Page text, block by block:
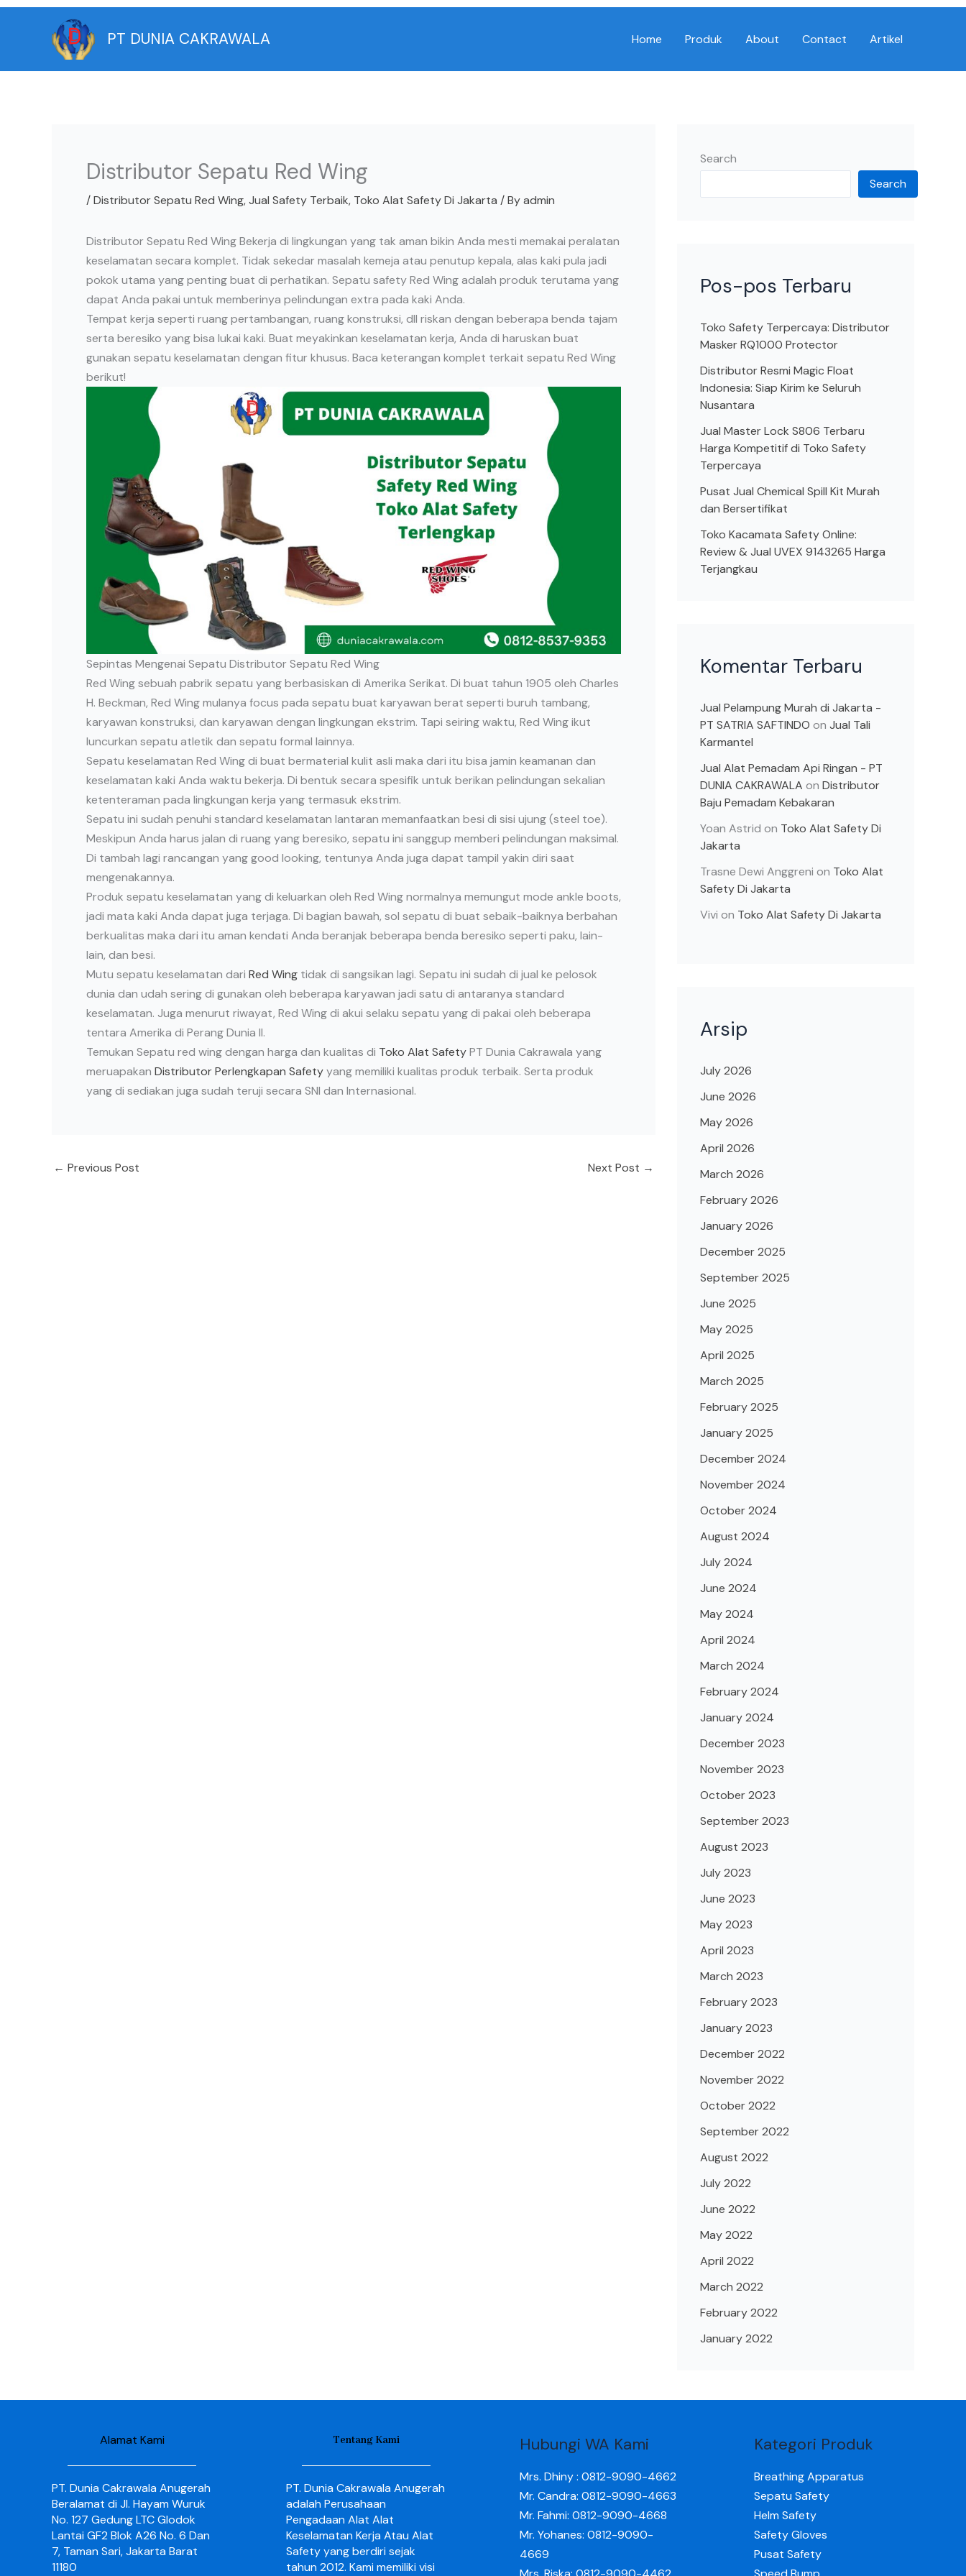
Skip
PT DUNIA CAKRAWALA Home Produk About Contact Artikel
Distributor Sepatu Red Wing
/Distributor Sepatu Red Wing,Jual Safety Terbaik, Toko Alat Safety Di Jakarta / Byadmin
Distributor Sepatu Red Wing Bekerja di lingkungan yang tak aman bikin Anda mesti memakai peralatan
keselamatan secara komplet. Tidak sekedar masalah kemeja atau penutup kepala, alas kaki pula jadi
pokok utama yang penting buat di perhatikan. Sepatu safety Red Wing adalah produk terutama yang
dapat Anda pakai untuk memberinya pelindungan extra pada kaki Anda.
Tempat kerja seperti ruang pertambangan, ruang konstruksi, dll riskan dengan beberapa benda tajam
serta beresiko yang bisa lukai kaki. Buat meyakinkan keselamatan kerja, Anda di haruskan buat
gunakan sepatu keselamatan dengan fitur khusus. Baca keterangan komplet terkait sepatu Red Wing
berikut!
Sepintas Mengenai Sepatu Distributor Sepatu Red Wing
Red Wing sebuah pabrik sepatu yang berbasiskan di Amerika Serikat. Di buat tahun 1905 oleh Charles
H. Beckman, Red Wing mulanya focus pada sepatu buat karyawan berat seperti buruh tambang,
karyawan konstruksi, dan karyawan dengan lingkungan ekstrim. Tapi seiring waktu, Red Wing ikut
luncurkan sepatu atletik dan sepatu formal lainnya.
Sepatu keselamatan Red Wing di buat bermaterial kulit asli maka dari itu bisa jamin keamanan dan
keselamatan kaki Anda waktu bekerja. Di bentuk secara spesifik untuk berikan pelindungan sekalian
ketenteraman pada lingkungan kerja yang termasuk ekstrim.
Sepatu ini sudah penuhi standard keselamatan lantaran memanfaatkan besi di sisi ujung (steel toe).
Meskipun Anda harus jalan di ruang yang beresiko, sepatu ini sanggup memberi pelindungan maksimal.
Di tambah lagi rancangan yang good looking, tentunya Anda juga dapat tampil yakin diri saat
mengenakannya.
Produk sepatu keselamatan yang di keluarkan oleh Red Wing normalnya memungut mode ankle boots,
jadi mata kaki Anda dapat juga terjaga. Di bagian bawah, sol sepatu di buat sebaik-baiknya berbahan
berkualitas maka dari itu aman kendati Anda beranjak beberapa benda beresiko seperti paku, lain-
lain, dan besi.
Mutu sepatu keselamatan dari Red Wing tidak di sangsikan lagi. Sepatu ini sudah di jual ke pelosok
dunia dan udah sering di gunakan oleh beberapa karyawan jadi satu di antaranya standard
keselamatan. Juga menurut riwayat, Red Wing di akui selaku sepatu yang di pakai oleh beberapa
tentara Amerika di Perang Dunia II.
Temukan Sepatu red wing dengan harga dan kualitas di Toko Alat SafetyPT Dunia Cakrawala yang
meruapakan Distributor Perlengkapan Safetyyang memiliki kualitas produk terbaik. Serta produk
yang di sediakan juga sudah teruji secara SNI dan Internasional.
← Previous Post Next Post →
Search
Search
Pos-pos Terbaru
Toko Safety Terpercaya: Distributor
Masker RQ1000 Protector
Distributor Resmi Magic Float
Indonesia: Siap Kirim ke Seluruh
Nusantara
Jual Master Lock S806 Terbaru
Harga Kompetitif di Toko Safety
Terpercaya
Pusat Jual Chemical Spill Kit Murah
dan Bersertifikat
Toko Kacamata Safety Online:
Review & Jual UVEX 9143265 Harga
Terjangkau
Komentar Terbaru
Jual Pelampung Murah di Jakarta -
PT SATRIA SAFTINDO on Jual Tali
Karmantel
Jual Alat Pemadam Api Ringan - PT
DUNIA CAKRAWALA on Distributor
Baju Pemadam Kebakaran
Yoan Astrid on Toko Alat Safety Di
Jakarta
Trasne Dewi Anggreni on Toko Alat
Safety Di Jakarta
Vivi on Toko Alat Safety Di Jakarta
Arsip
July 2026
June 2026
May 2026
April 2026
March 2026
February 2026
January 2026
December 2025
September 2025
June 2025
May 2025
April 2025
March 2025
February 2025
January 2025
December 2024
November 2024
October 2024
August 2024
July 2024
June 2024
May 2024
April 2024
March 2024
February 2024
January 2024
December 2023
November 2023
October 2023
September 2023
August 2023
July 2023
June 2023
May 2023
April 2023
March 2023
February 2023
January 2023
December 2022
November 2022
October 2022
September 2022
August 2022
July 2022
June 2022
May 2022
April 2022
March 2022
February 2022
January 2022
Alamat Kami
PT. Dunia Cakrawala Anugerah
Beralamat di Jl. Hayam Wuruk
No. 127 Gedung LTC Glodok
Lantai GF2 Blok A26 No. 6 Dan
7, Taman Sari, Jakarta Barat
11180
Tentang Kami
PT. Dunia Cakrawala Anugerah
adalah Perusahaan
Pengadaan Alat Alat
Keselamatan Kerja Atau Alat
Safety yang berdiri sejak
tahun 2012. Kami memiliki visi
Hubungi WA Kami
Mrs. Dhiny : 0812-9090-4662
Mr. Candra: 0812-9090-4663
Mr. Fahmi: 0812-9090-4668
Mr. Yohanes: 0812-9090-
4669
Kategori Produk
Breathing Apparatus
Sepatu Safety
Helm Safety
Safety Gloves
Pusat Safety